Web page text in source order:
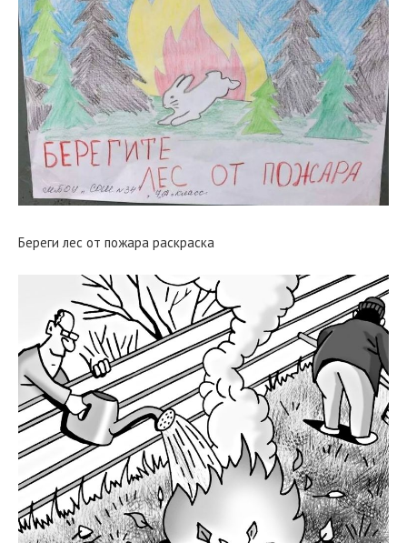
Береги лес от пожара раскраска